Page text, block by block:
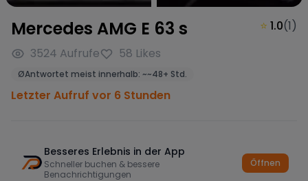
Mercedes AMG E 63 s
3524 Aufrufe 58 Likes
ØAntwortet meist innerhalb: ~~48+ Std.
⭐ 1.0(1)
Letzter Aufruf vor 6 Stunden
Besseres Erlebnis in der App
Schneller buchen & bessere
Benachrichtigungen
Öffnen